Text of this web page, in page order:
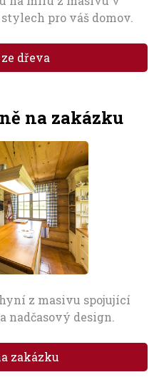
pro váš domov.
dřeva
na zakázku
z masivu spojující
nadčasový design.
zakázku